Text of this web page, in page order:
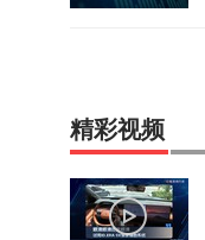
精彩视频